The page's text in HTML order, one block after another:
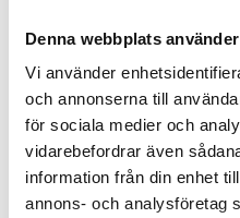
Denna webbplats
Vi använder
och annonserna till
för sociala medier och
vidarebefordrar även
information från din enhet
annons- och analysföretag
SKU